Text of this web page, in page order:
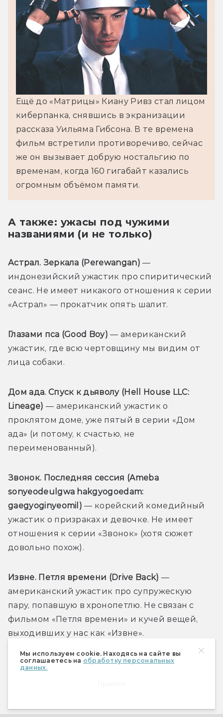
Мы используем cookie. Находясь на сайте вы
соглашаетесь на обработку персональных
данных.
Ещё до «Матрицы» Киану Ривз стал лицом
киберпанка, снявшись в экранизации
рассказа Уильяма Гибсона. В те времена
фильм встретили противоречиво, сейчас
же он вызывает добрую ностальгию по
временам, когда 160 гигабайт казались
огромным объёмом памяти.
А также: ужасы под чужими
названиями (и не только)
Астрал. Зеркала (Perewangan) —
индонезийский ужастик про спиритический
сеанс. Не имеет никакого отношения к серии
«Астрал» — прокатчик опять шалит.
Глазами пса (Good Boy) — американский
ужастик, где всю чертовщину мы видим от
лица собаки.
Дом ада. Спуск к дьяволу (Hell House LLC:
Lineage) — американский ужастик о
проклятом доме, уже пятый в серии «Дом
ада» (и потому, к счастью, не
переименованный).
Звонок. Последняя сессия (Ameba
sonyeodeulgwa hakgyogoedam:
gaegyoginyeomil) — корейский комедийный
ужастик о призраках и девочке. Не имеет
отношения к серии «Звонок» (хотя сюжет
довольно похож).
Извне. Петля времени (Drive Back) —
американский ужастик про супружескую
пару, попавшую в хронопетлю. Не связан с
фильмом «Петля времени» и кучей вещей,
выходивших у нас как «Извне».
Проклятие Золушки: Кровь на туфельке